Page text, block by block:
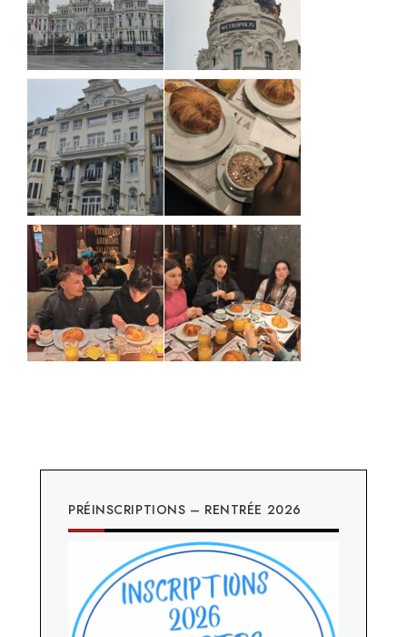
PRÉINSCRIPTIONS – RENTRÉE 2026